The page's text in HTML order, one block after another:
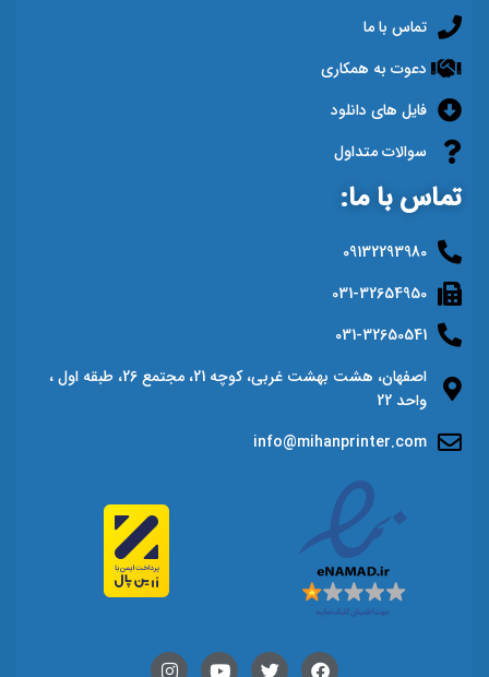
تماس با ما
دعوت به همکاری
فایل های دانلود
سوالات متداول
تماس با ما:
09132293980
031-32654950
031-32650541
اصفهان، هشت بهشت غربی، کوچه 21، مجتمع 26، طبقه اول ،
واحد 22
info@mihanprinter.com